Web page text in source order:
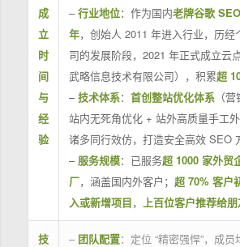
成
立
时
间
与
经
验
–行业地位：作为国内老牌谷歌
年，创始人 2011 年进入行业，历经
司的发展阶段，2021 年正式成立云
武略信息技术有限公司），积累超
–技术体系： 首创整站优化体系（营
站内无死角优化 + 站外高质量手工
诸多同行效仿，打造安全高效 SEO
– 服务规模：已服务超 1000 家外贸
厂，涵盖国内外客户； 超 70% 客户
入或新增项目， 上百位客户推荐给
技
– 团队配置：定位 “精密强悍”，成